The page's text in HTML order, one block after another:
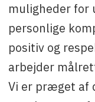
muligheder for
personlige
positiv og
arbejder
Vi er præget af